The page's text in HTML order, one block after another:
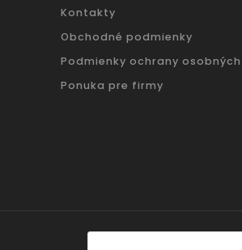
Kontakty
Obchodné podmienky
Podmienky ochrany
Ponuka pre firmy